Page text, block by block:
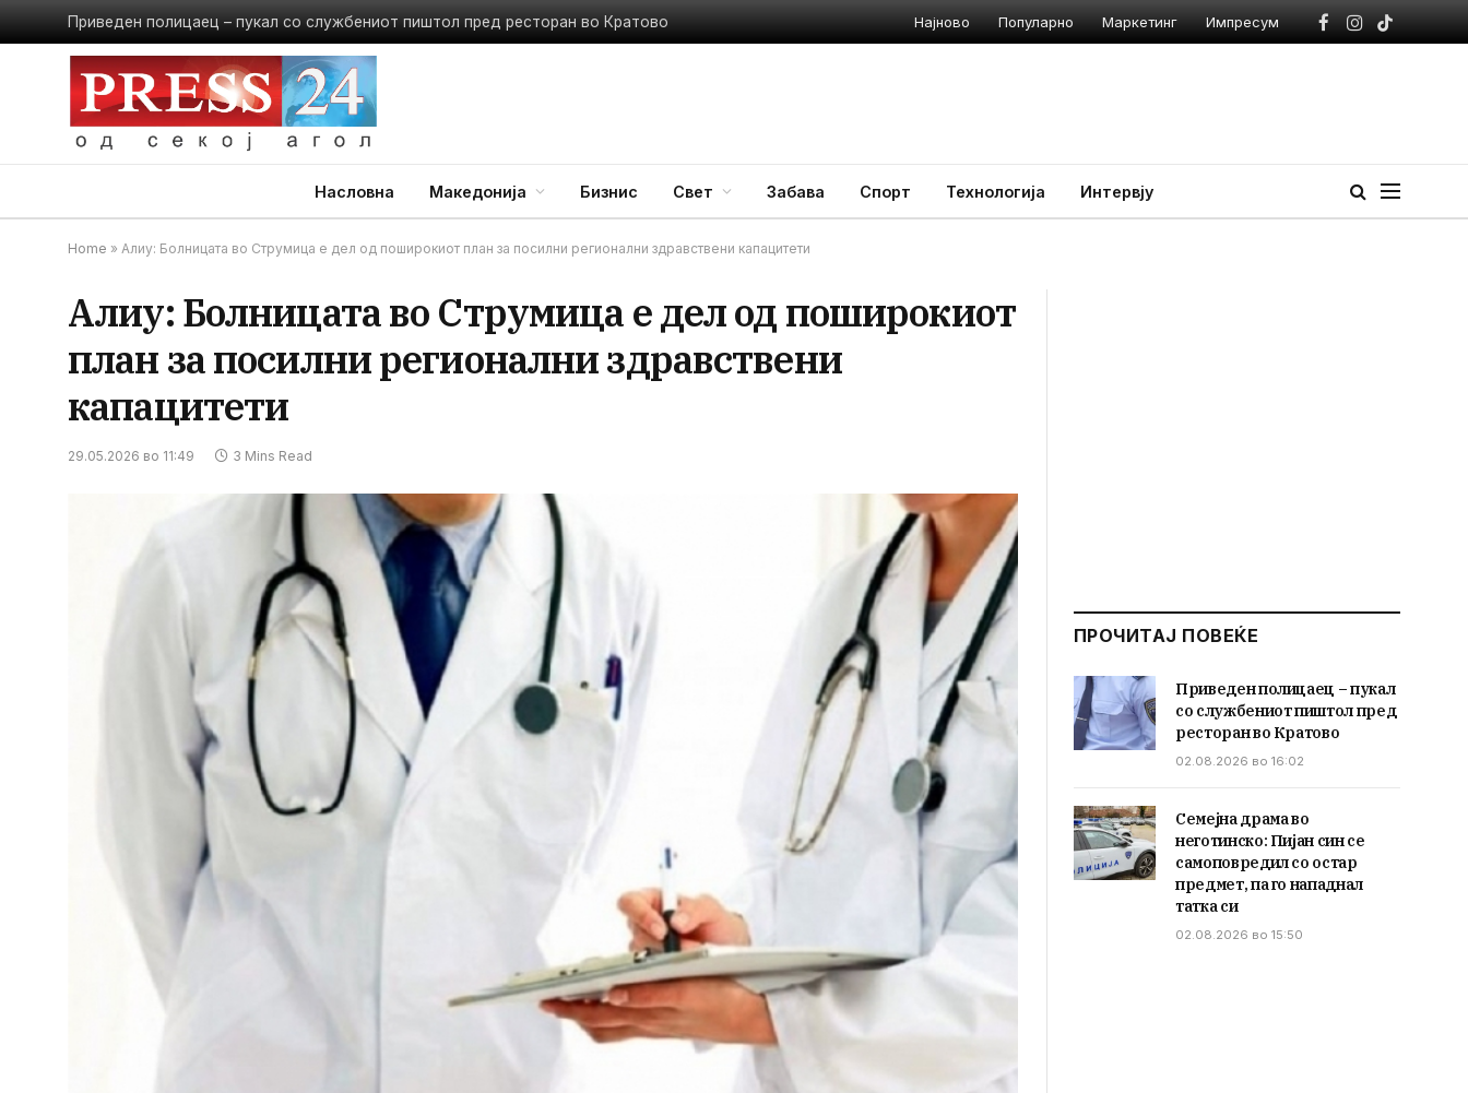
Приведен полицаец – пукал со службениот пиштол пред ресторан во Кратово Најново Популарно Маркетинг Импресум
Facebook
Instagram
TikTok
Насловна Македонија Бизнис Свет Забава Спорт Технологија Интервју
Home » Алиу: Болницата во Струмица е дел од поширокиот план за посилни регионални здравствени капацитети
Алиу: Болницата во Струмица е дел од поширокиот
план за посилни регионални здравствени
капацитети
29.05.2026 во 11:49 3 Mins Read
ПРОЧИТАЈ ПОВЕЌЕ
Приведен полицаец – пукал
со службениот пиштол пред
ресторан во Кратово
02.08.2026 во 16:02
Семејна драма во
неготинско: Пијан син се
самоповредил со остар
предмет, па го нападнал
татка си
02.08.2026 во 15:50